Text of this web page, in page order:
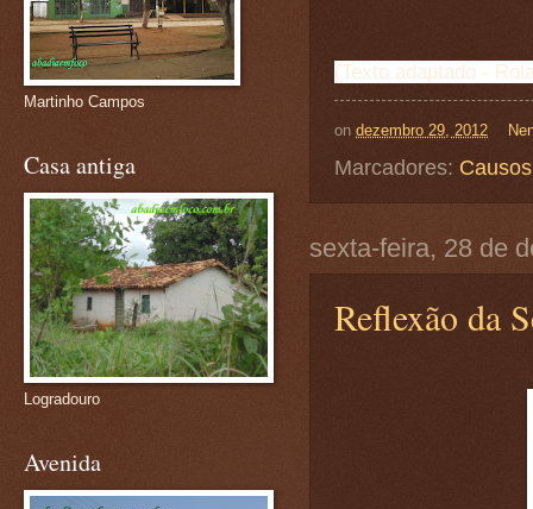
(Texto adaptado -
on dezembro 29, 2012
Marcadores: Causos
sexta-feira, 28 de
Reflexão da
Martinho Campos
Casa antiga
Logradouro
Avenida